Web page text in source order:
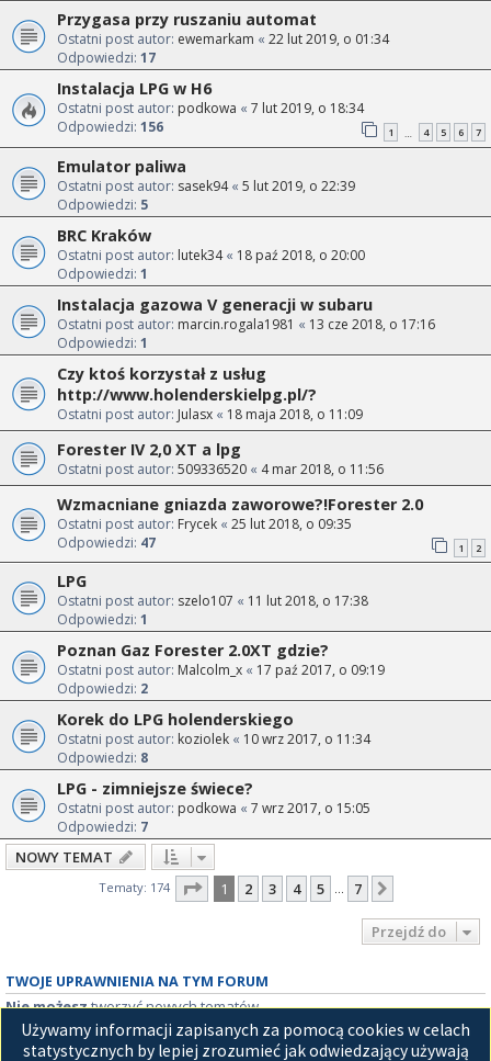
Przygasa przy ruszaniu automat
Ostatni post autor: ewemarkam « 22 lut 2019, o 01:34
Odpowiedzi: 17
Instalacja LPG w H6
Ostatni post autor: podkowa « 7 lut 2019, o 18:34
Odpowiedzi: 156 1 … 4 5 6 7
Emulator paliwa
Ostatni post autor: sasek94« 5 lut 2019, o 22:39
Odpowiedzi: 5
BRC Kraków
Ostatni post autor: lutek34« 18 paź 2018, o 20:00
Odpowiedzi: 1
Instalacja gazowa V generacji w subaru
Ostatni post autor: marcin.rogala1981 « 13 cze 2018, o 17:16
Odpowiedzi: 1
Czy ktoś korzystał z usług
http://www.holenderskielpg.pl/?
Ostatni post autor: Julasx « 18 maja 2018, o 11:09
Forester IV 2,0 XT a lpg
Ostatni post autor: 509336520 « 4 mar 2018, o 11:56
Wzmacniane gniazda zaworowe?!Forester 2.0
Ostatni post autor: Frycek « 25 lut 2018, o 09:35
Odpowiedzi: 47 1 2
LPG
Ostatni post autor: szelo107 « 11 lut 2018, o 17:38
Odpowiedzi: 1
Poznan Gaz Forester 2.0XT gdzie?
Ostatni post autor: Malcolm_x « 17 paź 2017, o 09:19
Odpowiedzi: 2
Korek do LPG holenderskiego
Ostatni post autor: koziolek « 10 wrz 2017, o 11:34
Odpowiedzi: 8
LPG - zimniejsze świece?
Ostatni post autor: podkowa « 7 wrz 2017, o 15:05
Odpowiedzi: 7
NOWY TEMAT
Tematy: 174 Strona z7
1 2 3 4 5 … 7
Przejdź do
TWOJE UPRAWNIENIA NA TYM FORUM
Nie możesztworzyć nowych tematów
Nie możeszodpowiadać w tematach
Nie możeszzmieniać swoich postów
Używamy informacji zapisanych za pomocą cookies w celach
statystycznych by lepiej zrozumieć jak odwiedzający używają